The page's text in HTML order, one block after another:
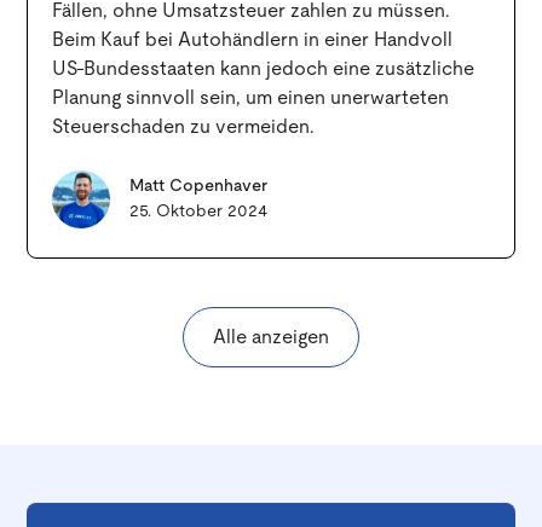
Fällen, ohne Umsatzsteuer zahlen zu müssen.
Beim Kauf bei Autohändlern in einer Handvoll
US-Bundesstaaten kann jedoch eine zusätzliche
Planung sinnvoll sein, um einen unerwarteten
Steuerschaden zu vermeiden.
Matt Copenhaver
25. Oktober 2024
Alle anzeigen